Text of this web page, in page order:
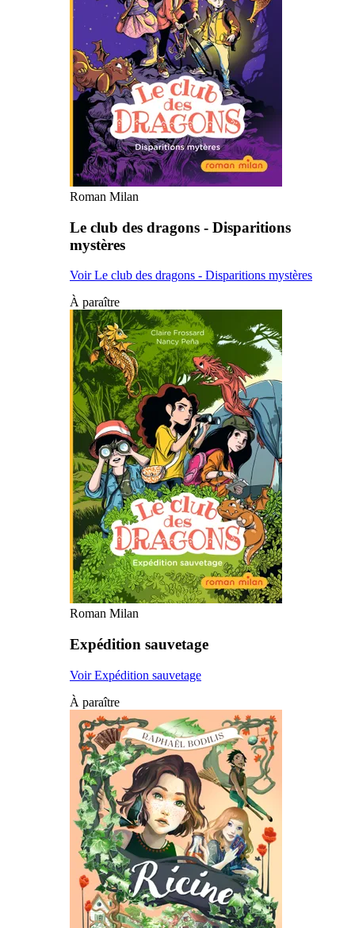
Roman Milan
Le club des dragons - Disparitions
mystères
Voir Le club des dragons - Disparitions mystères
À paraître
Roman Milan
Expédition sauvetage
Voir Expédition sauvetage
À paraître